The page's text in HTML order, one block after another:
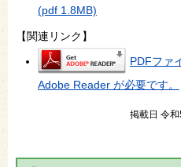
(pdf 1.8MB)
【関連リンク】
PDFファ
Adobe Reader が必要です。
掲載日 令